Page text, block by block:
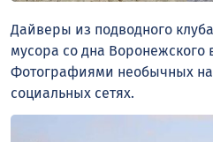
Дайверы из подводного
мусора со дна
Фотографиями необычных
социальных сетях.